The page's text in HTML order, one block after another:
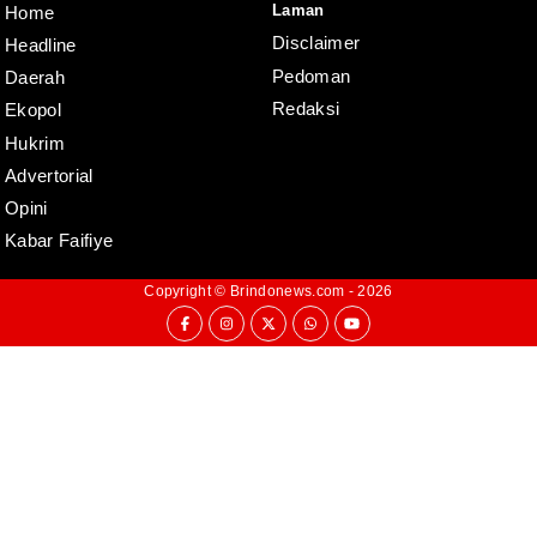
Home
Headline
Daerah
Ekopol
Hukrim
Advertorial
Opini
Kabar Faifiye
Laman
Disclaimer
Pedoman
Redaksi
Copyright © Brindonews.com - 2026